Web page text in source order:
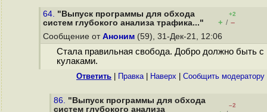
64. "Выпуск программы для обхода
систем глубокого анализа трафика..."
+2
+ / –
Сообщение от Аноним (59), 31-Дек-21, 12:06
Стала правильная свобода. Добро должно быть с
кулаками.
Ответить Правка| Наверх Cообщить модератору
86. "Выпуск программы для обхода
систем глубокого анализа
–2